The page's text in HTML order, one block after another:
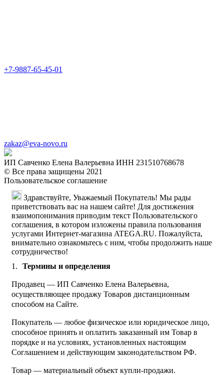
+7-9887-65-45-01
zakaz@eva-novo.ru
ИП Савченко Елена Валерьевна ИНН 231510768678
© Все права защищены 2021
Пользовательское соглашение
Здравствуйте, Уважаемый Покупатель! Мы рады
приветствовать вас на нашем сайте! Для достижения
взаимопонимания приводим текст Пользовательского
соглашения, в котором изложены правила пользования
услугами Интернет-магазина ATEGA.RU. Пожалуйста,
внимательно ознакомьтесь с ним, чтобы продолжить наше
сотрудничество!
Термины и определения
Продавец — ИП Савченко Елена Валерьевна,
осуществляющее продажу Товаров дистанционным
способом на Сайте.
Покупатель — любое физическое или юридическое лицо,
способное принять и оплатить заказанный им Товар в
порядке и на условиях, установленных настоящим
Соглашением и действующим законодательством РФ.
Товар — материальный объект купли-продажи.